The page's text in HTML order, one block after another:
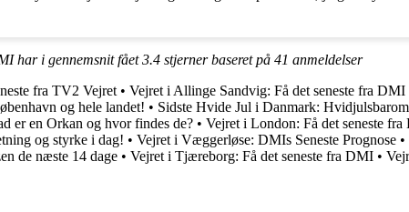
har i gennemsnit fået3.4 stjerner baseret på 41 anmeldelser
fra TV2 Vejret • Vejret i Allinge Sandvig: Få det seneste fra DMI
og hele landet! • Sidste Hvide Jul i Danmark:
er en Orkan og hvor findes de? • Vejret i London: Få det seneste
og styrke i dag! • Vejret i Væggerløse: DMIs Seneste Prognose •
de næste 14 dage • Vejret i Tjæreborg: Få det seneste fra DMI •